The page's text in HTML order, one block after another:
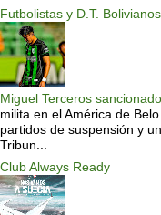
Futbolistas y D.T. Bolivianos
Miguel Terceros
milita en el América de
partidos de suspensión y
Tribun...
Club Always Ready